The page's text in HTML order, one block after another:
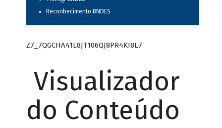
Reconhecimento BNDES
Z7_7QGCHA41L8JT106QJ8PR4KI8L7
Visualizador
do Conteúdo